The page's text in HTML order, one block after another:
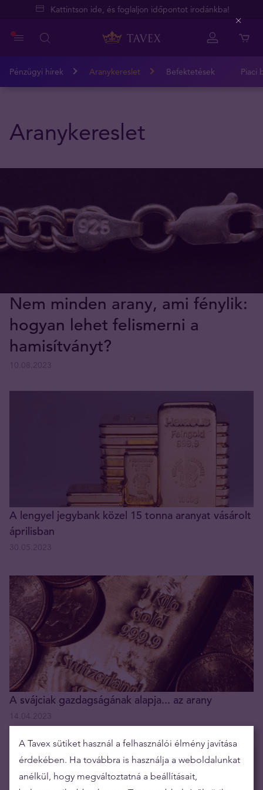
Kattintson ide, és foglaljon időpontot irodánkba!
Pénzügyi hírek Aranykereslet Befektetések Piaci
Aranykereslet
Nem minden arany, ami fénylik:
hogyan lehet felismerni a
hamisítványt?
A lengyel jegybank közel 15 tonna aranyat vásárolt
áprilisban
A svájciak gazdagságának alapja... az arany
Legnépszerűbbek
A Tavex sütiket használ a felhasználói élmény javítása
érdekében. Ha továbbra is használja a weboldalunkat
anélkül, hogy megváltoztatná a beállításait,
Close